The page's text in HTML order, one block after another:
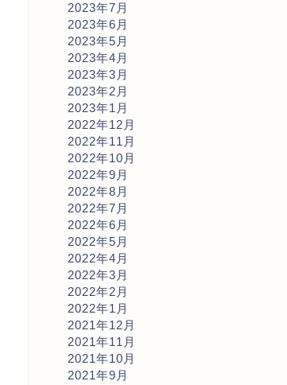
2023年7月
2023年6月
2023年5月
2023年4月
2023年3月
2023年2月
2023年1月
2022年12月
2022年11月
2022年10月
2022年9月
2022年8月
2022年7月
2022年6月
2022年5月
2022年4月
2022年3月
2022年2月
2022年1月
2021年12月
2021年11月
2021年10月
2021年9月